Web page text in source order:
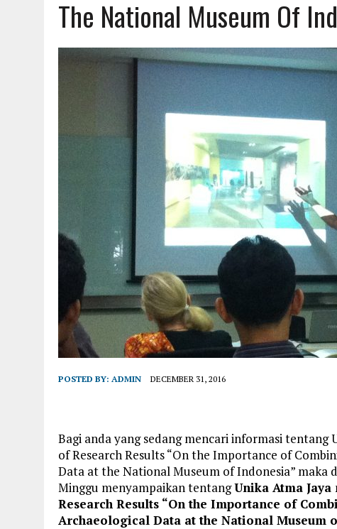
The National Museum Of
POSTED BY: ADMIN DECEMBER 31, 2016
Bagi anda yang sedang mencari informasi tentang
of Research Results “On the Importance of
Data at the National Museum of Indonesia” maka
Minggu menyampaikan tentangUnika Atma
Research Results “On the Importance of
Archaeological Data at the National Museum